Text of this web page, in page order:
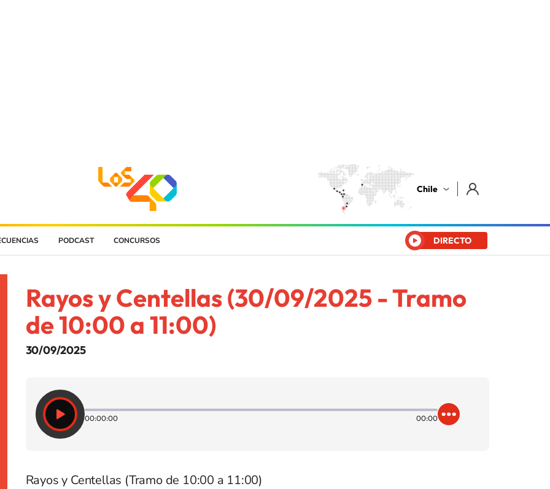
Chile
PODCAST CONCURSOS DIRECTO
Rayos y Centellas (30/09/2025 - Tramo
de 10:00 a 11:00)
30/09/2025
00:00:00 00:00
Rayos y Centellas (Tramo de 10:00 a 11:00)